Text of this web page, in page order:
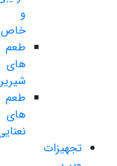
و
خاص
طعم
های
طعم
های
تجهیزات